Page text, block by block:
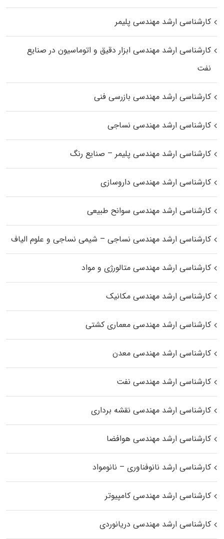
کارشناسی ارشد مهندسی پلیمر
کارشناسی ارشد مهندسی ابزار دقیق و اتوماسیون در صنایع
نفت
کارشناسی ارشد مهندسی بازرسی فنی
کارشناسی ارشد مهندسی نساجی
کارشناسی ارشد مهندسی پلیمر – صنایع رنگ
کارشناسی ارشد مهندسی داروسازی
کارشناسی ارشد مهندسی سوانح طبیعی
کارشناسی ارشد مهندسی نساجی – شیمی نساجی و علوم الیاف
کارشناسی ارشد مهندسی متالورژی و مواد
کارشناسی ارشد مهندسی مکانیک
کارشناسی ارشد مهندسی معماری کشتی
کارشناسی ارشد مهندسی معدن
کارشناسی ارشد مهندسی نفت
کارشناسی ارشد مهندسی نقشه برداری
کارشناسی ارشد مهندسی هوافضا
کارشناسی ارشد نانوفناوری – نانومواد
کارشناسی ارشد مهندسی کامپیوتر
کارشناسی ارشد مهندسی دریانوردی